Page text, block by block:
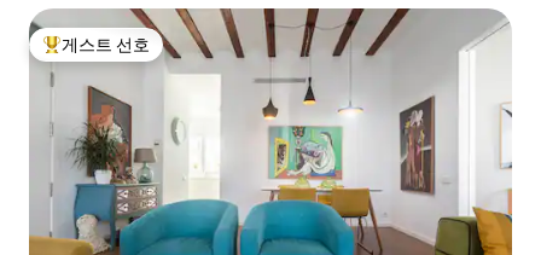
상위 게스트 선호
게스트 선호